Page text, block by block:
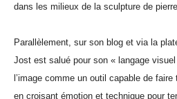
dans les milieux de la sculpture de pierre.
Parallèlement, sur son blog et via la
Jost est salué pour son « langage
l’image comme un outil capable de
en croisant émotion et technique pour